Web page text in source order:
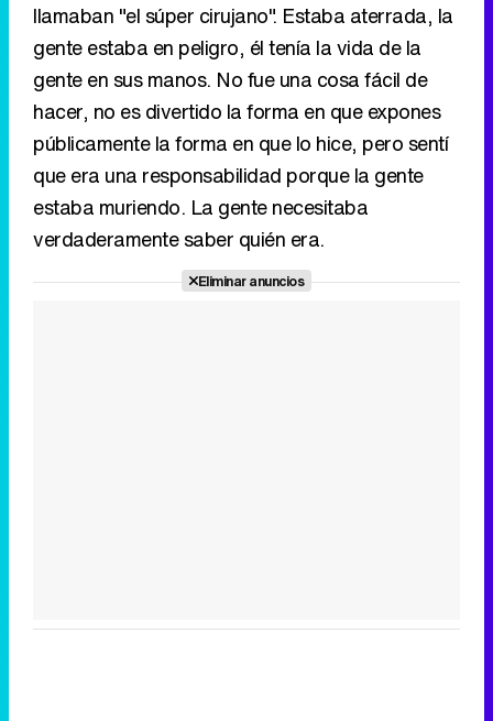
llamaban "el súper cirujano". Estaba aterrada, la
gente estaba en peligro, él tenía la vida de la
gente en sus manos. No fue una cosa fácil de
hacer, no es divertido la forma en que expones
públicamente la forma en que lo hice, pero sentí
que era una responsabilidad porque la gente
estaba muriendo. La gente necesitaba
verdaderamente saber quién era.
Eliminar anuncios